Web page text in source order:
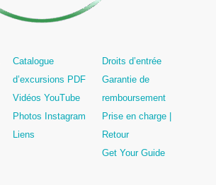
Catalogue
d’excursions PDF
Vidéos YouTube
Photos Instagram
Liens
Droits d’entrée
Garantie de
remboursement
Prise en charge |
Retour
Get Your Guide